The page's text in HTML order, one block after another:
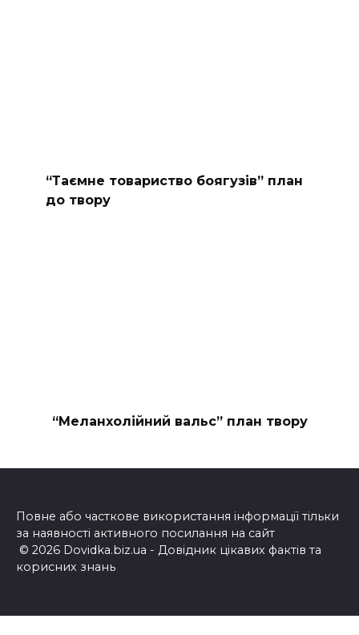
“Таємне товариство боягузів” план
до твору
“Меланхолійний вальс” план твору
Повне або часткове використання інформації тільки
за наявності активного посилання на сайт
© 2026 Dovidka.biz.ua - Довідник цікавих фактів та
корисних знань